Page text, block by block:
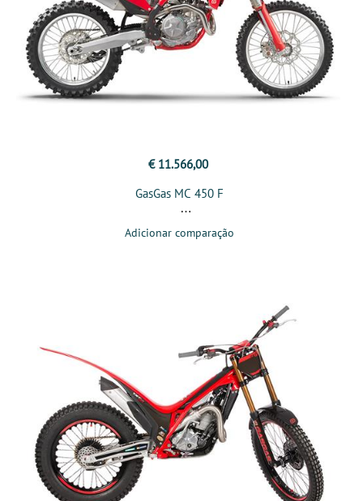
€ 11.566,00
GasGas MC 450 F
Adicionar comparação